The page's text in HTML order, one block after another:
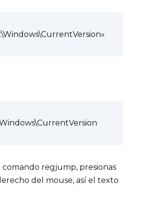
comando regjump, presionas
del mouse, así el texto